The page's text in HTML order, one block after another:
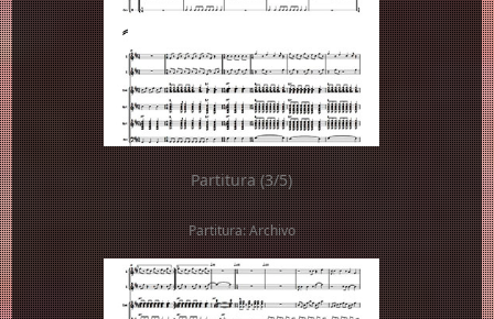
Partitura (3/5)
Partitura: Archivo